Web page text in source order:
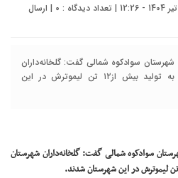
0 | ارسال
سوادکوه شمالی گفت: گلخانه‌داران
شهرستان سوادکوه شمالی موفق به تولید بیش از۱۲ تن لیموترش در این
سوادکوه شمالی گفت: گلخانه‌داران شهرستان